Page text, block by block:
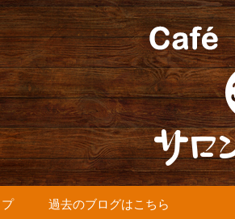
『365(
『365カフェ』より最新
過去のブログはこちら